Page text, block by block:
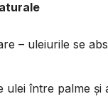
– uleiurile se
ulei între palme și